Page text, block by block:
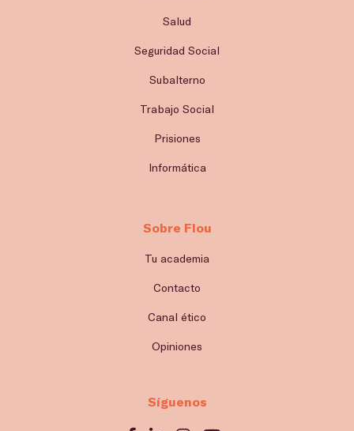
Salud
Seguridad Social
Subalterno
Trabajo Social
Prisiones
Informática
Sobre Flou
Tu academia
Contacto
Canal ético
Opiniones
Síguenos